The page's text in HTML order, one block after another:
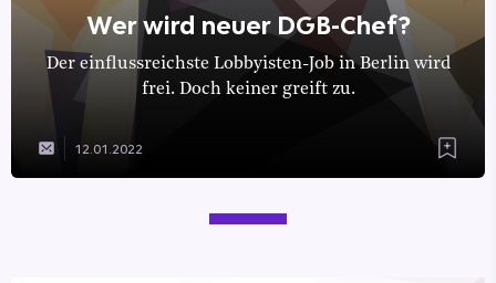
Wer wird neuer DGB-Chef?
Der einflussreichste Lobbyisten-Job in Berlin wird
frei. Doch keiner greift zu.
12.01.2022